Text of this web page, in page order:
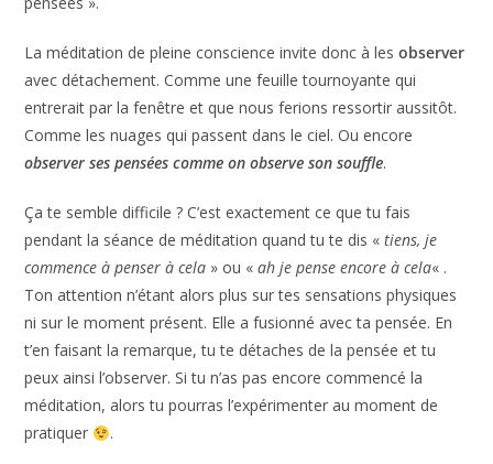
avec détachement. Comme une feuille tournoyante qui
entrerait par la fenêtre et que nous ferions ressortir aussitôt.
Comme les nuages qui passent dans le ciel. Ou encore
observer ses pensées comme on observe son souffle.
pendant la séance de méditation quand tu te dis « tiens, je
commence à penser à cela» ou « ah je pense encore à cela« .
Ton attention n’étant alors plus sur tes sensations physiques
ni sur le moment présent. Elle a fusionné avec ta pensée. En
t’en faisant la remarque, tu te détaches de la pensée et tu
peux ainsi l’observer. Si tu n’as pas encore commencé la
méditation, alors tu pourras l’expérimenter au moment de
pratiquer
.